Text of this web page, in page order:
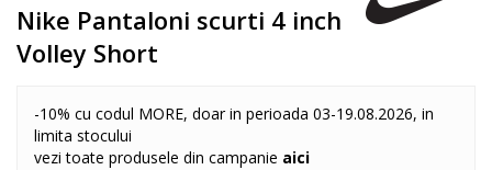
Nike Pantaloni scurti 4 inch
Volley Short
-10% cu codul MORE, doar in perioada 03-19.08.2026, in
limita stocului
vezi toate produsele din campanie aici